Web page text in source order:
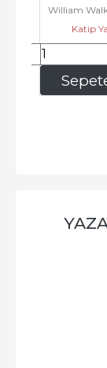
William
Katip
152